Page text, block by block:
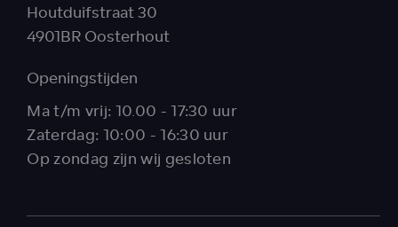
Houtduifstraat 30
4901BR Oosterhout
Openingstijden
Ma t/m vrij: 10.00 - 17:30 uur
Zaterdag: 10:00 - 16:30 uur
Op zondag zijn wij gesloten